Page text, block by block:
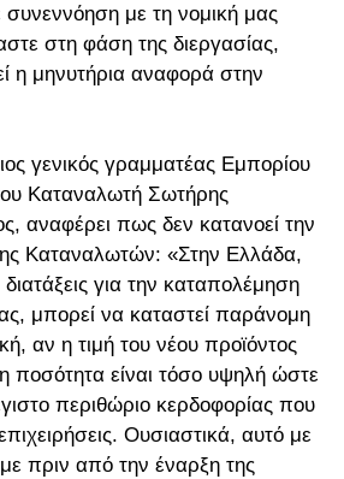
με τη νομική μας
στη φάση της διεργασίας,
η μηνυτήρια αναφορά στην
γενικός γραμματέας Εμπορίου
Καταναλωτή Σωτήρης
αναφέρει πως δεν κατανοεί την
Καταναλωτών: «Στην Ελλάδα,
για την καταπολέμηση
μπορεί να καταστεί παράνομη
αν η τιμή του νέου προϊόντος
ποσότητα είναι τόσο υψηλή ώστε
περιθώριο κερδοφορίας που
Ουσιαστικά, αυτό με
πριν από την έναρξη της